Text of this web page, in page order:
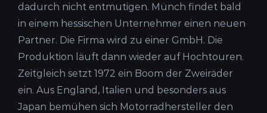
dadurch nicht entmutigen. Münch findet bald
in einem hessischen Unternehmer einen neuen
Partner. Die Firma wird zu einer GmbH. Die
Produktion läuft dann wieder auf Hochtouren.
Zeitgleich setzt 1972 ein Boom der Zweiräder
ein. Aus England, Italien und besonders aus
Japan bemühen sich Motorradhersteller den